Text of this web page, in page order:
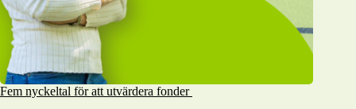
Fem nyckeltal för att utvärdera fonder